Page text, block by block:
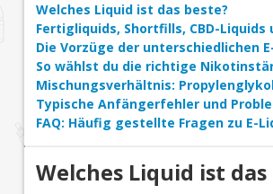
Welches Liquid ist das beste?
Fertigliquids, Shortfills, CBD-
Die Vorzüge der unterschiedlichen
So wählst du die richtige
Mischungsverhältnis:
Typische Anfängerfehler und
FAQ: Häufig gestellte Fragen zu E-
Welches Liquid ist das